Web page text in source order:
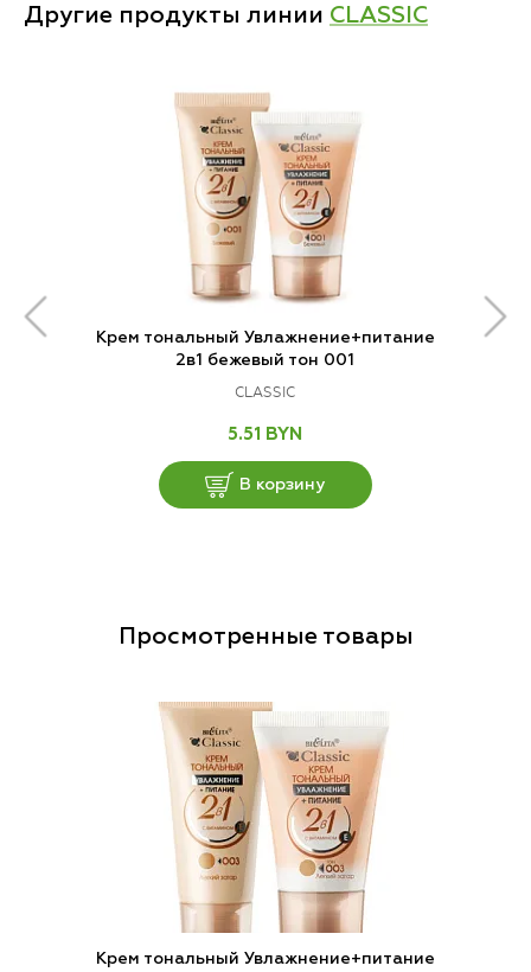
Другие продукты линии CLASSIC
Крем тональный Увлажнение+питание
2в1 бежевый тон 001
CLASSIC
5.51 BYN
В корзину
Просмотренные товары
Крем тональный Увлажнение+питание